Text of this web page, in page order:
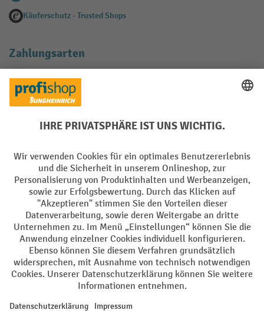
Käuferschutz - Trusted Shops
Zahlungsarten
Creditcard (Master)
Facebook
YouTube
LinkedIn
Instagram
AGB Impressum Datenschutz
Barrierefreiheit Privacy Settings
Alle Preise exkl. gesetzl. Mehrwertsteuer zzgl.Versandkosten und ggf.
Nachnahmegebühren, wenn nicht anders angegeben.
¹ Der Rabatt gilt so lange der Vorrat reicht. Der Rabatt gilt nicht auf